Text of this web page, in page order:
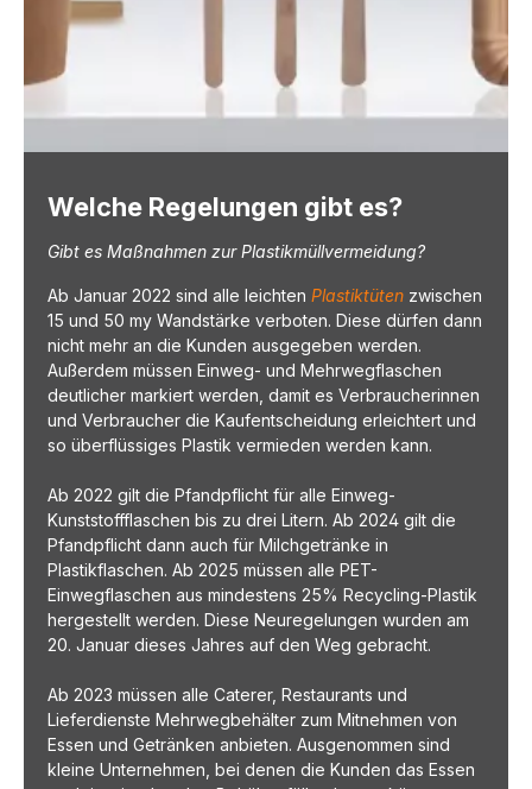
Welche Regelungen gibt es?
Gibt es Maßnahmen zur Plastikmüllvermeidung?
Ab Januar 2022 sind alle leichten Plastiktüten zwischen
15 und 50 my Wandstärke verboten. Diese dürfen dann
nicht mehr an die Kunden ausgegeben werden.
Außerdem müssen Einweg- und Mehrwegflaschen
deutlicher markiert werden, damit es Verbraucherinnen
und Verbraucher die Kaufentscheidung erleichtert und
so überflüssiges Plastik vermieden werden kann.
Ab 2022 gilt die Pfandpflicht für alle Einweg-
Kunststoffflaschen bis zu drei Litern. Ab 2024 gilt die
Pfandpflicht dann auch für Milchgetränke in
Plastikflaschen. Ab 2025 müssen alle PET-
Einwegflaschen aus mindestens 25% Recycling-Plastik
hergestellt werden. Diese Neuregelungen wurden am
20. Januar dieses Jahres auf den Weg gebracht.
Ab 2023 müssen alle Caterer, Restaurants und
Lieferdienste Mehrwegbehälter zum Mitnehmen von
Essen und Getränken anbieten. Ausgenommen sind
kleine Unternehmen, bei denen die Kunden das Essen